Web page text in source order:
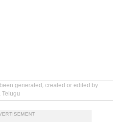
generated, created or edited by